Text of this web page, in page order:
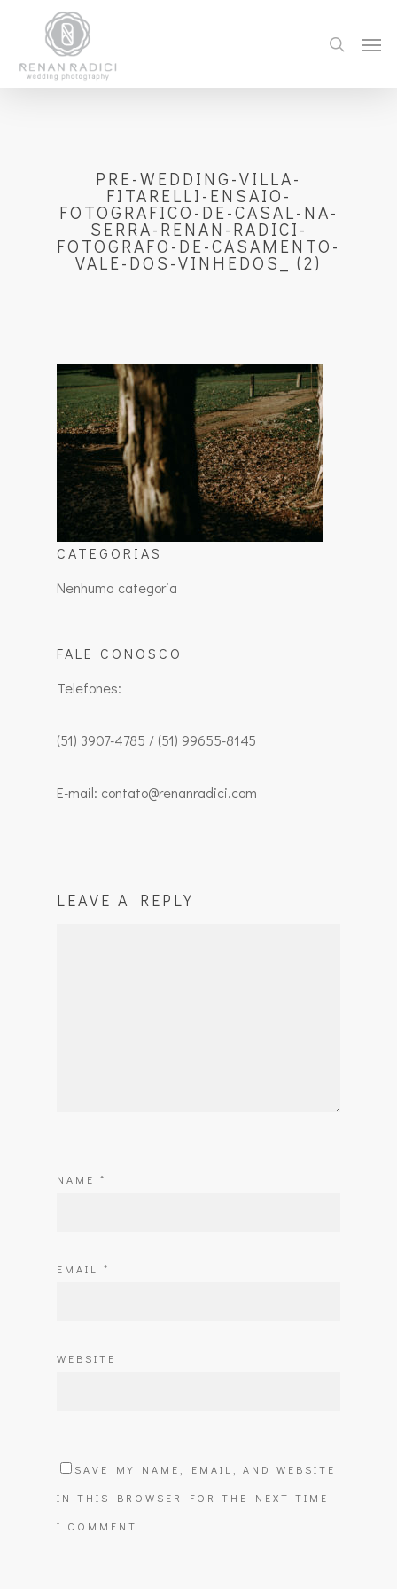
PRE-WEDDING-VILLA-
FITARELLI-ENSAIO-
FOTOGRAFICO-DE-CASAL-NA-
SERRA-RENAN-RADICI-
FOTOGRAFO-DE-CASAMENTO-
VALE-DOS-VINHEDOS_ (2)
CATEGORIAS
Nenhuma categoria
FALE CONOSCO
Telefones:
(51) 3907-4785 / (51) 99655-8145
E-mail: contato@renanradici.com
LEAVE A REPLY
NAME *
EMAIL *
WEBSITE
SAVE MY NAME, EMAIL, AND WEBSITE
IN THIS BROWSER FOR THE NEXT TIME
I COMMENT.